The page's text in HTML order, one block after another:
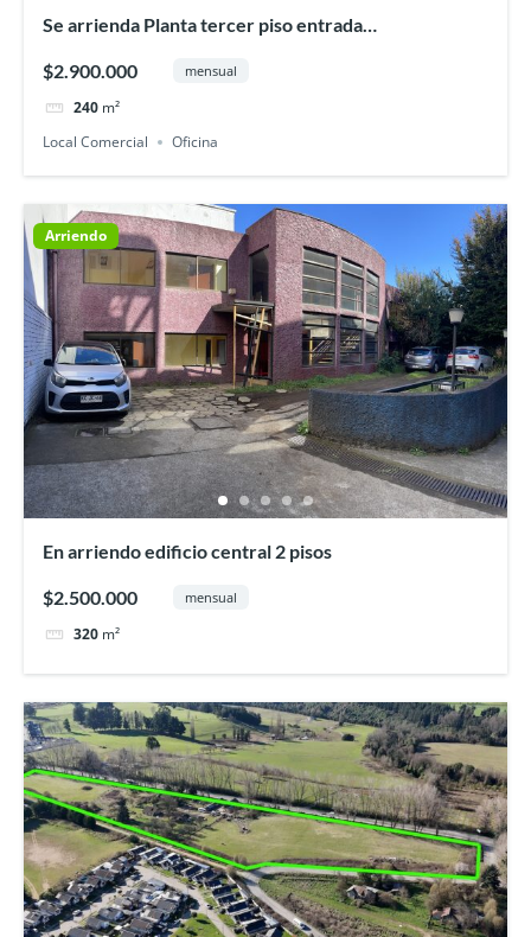
Se arrienda Planta tercer piso entrada
$2.900.000 mensual
240 m²
Local Comercial
Oficina
Arriendo
En arriendo edificio central 2 pisos
$2.500.000 mensual
320 m²